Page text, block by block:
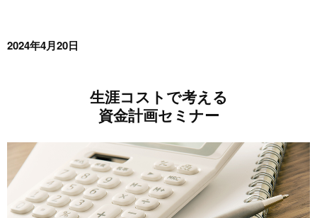
2024年4月20日
生涯コストで考える
資金計画セミナー